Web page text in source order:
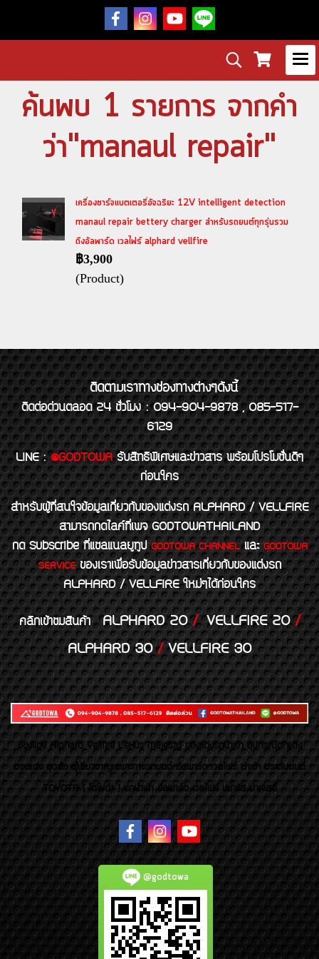
ค้นพบ 1 รายการ จากคำ
ว่า"manaul repair"
เครื่องชาร์จแบตเตอรี่อัจฉริยะ 12V intelligent detection
manaul repair bettery charger สำหรับรถยนต์ทุกรุ่นรวม
ถึงอัลพาร์ด เวลไฟร์ alphard vellfire
฿3,900
(Product)
ติดตามเราทางช่องทางต่างๆดังนี้
ติดต่อด่วนตลอด 24 ชั่วโมง : 094-904-9878 , 085-517-
6129
LINE : @GODTOWA รับสิทธิพิเศษและข่าวสาร พร้อมโปรโมชั่นดีๆ
ก่อนใคร
สำหรับผู้ที่สนใจข้อมูลเกี่ยวกับของแต่งรถ ALPHARD / VELLFIRE
สามารถกดไลค์ที่เพจ GODTOWATHAILAND
กด Subscribe ที่แชลแนลยูทูปGODTOWA CHANNELและGODTOWA
SERVICEของเราเพื่อรับข้อมูลข่าวสารเกี่ยวกับของแต่งรถ
ALPHARD / VELLFIRE ใหม่ๆได้ก่อนใคร
คลิกเข้าชมสินค้า ALPHARD 20/VELLFIRE 20/
ALPHARD 30/VELLFIRE 30
ของเเต่ง Alphard Vellfire Lexus Majesty ของเเต่งรถนำเข้า อุปกรณ์ตกแต่ง
ของแต่ง ชุดล้อ ผู้เชี่ยวชาญเฉพาะทางรถยนต์ อัลพาร์ด เวลไฟร์ นำเข้า ประดับยนต์
TOYOTA ( โตโยต้า ) รถนำเข้า อัลพาร์ด เวลไฟร์ เลกซัส มาเจสตี้
@godtowa